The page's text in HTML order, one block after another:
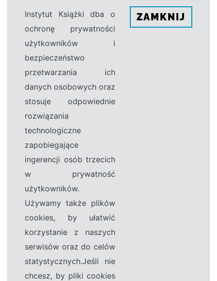
Instytut Książki dba o
ochronę prywatności
użytkowników i
bezpieczeństwo
przetwarzania ich
danych osobowych oraz
stosuje odpowiednie
rozwiązania
technologiczne
zapobiegające
ingerencji osób trzecich
w prywatność
użytkowników.
Używamy także plików
cookies, by ułatwić
korzystanie z naszych
serwisów oraz do celów
statystycznych.Jeśli nie
chcesz, by pliki cookies
ZAMKNIJ